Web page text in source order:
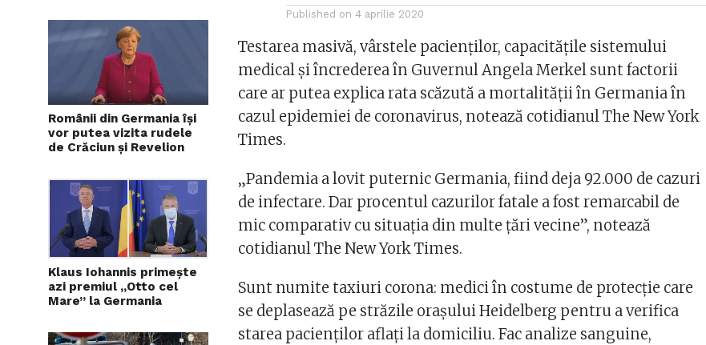
Românii din Germania își
vor putea vizita rudele
de Crăciun și Revelion
Klaus Iohannis primește
azi premiul „Otto cel
Mare” la Germania
Published on 4 aprilie 2020
Testarea masivă, vârstele pacienţilor, capacităţile sistemului
medical şi încrederea în Guvernul Angela Merkel sunt factorii
care ar putea explica rata scăzută a mortalităţii în Germania în
cazul epidemiei de coronavirus, notează cotidianul The New York
Times.
„Pandemia a lovit puternic Germania, fiind deja 92.000 de cazuri
de infectare. Dar procentul cazurilor fatale a fost remarcabil de
mic comparativ cu situaţia din multe ţări vecine”, notează
cotidianul The New York Times.
Sunt numite taxiuri corona: medici în costume de protecţie care
se deplasează pe străzile oraşului Heidelberg pentru a verifica
starea pacienţilor aflaţi la domiciliu. Fac analize sanguine,